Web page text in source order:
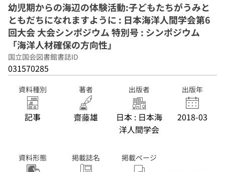
材確保の方向性」
幼児期からの海辺の体験活動:子どもたちがうみと
ともだちになれますように : 日本海洋人間学会第6
回大会 大会シンポジウム 特別号 : シンポジウム
「海洋人材確保の方向性」
国立国会図書館書誌ID
031570285
資料種別
記事
著者
齋藤雄
出版者
日本 : 日本海
洋人間学会
出版年
2018-03
資料形態 掲載誌名 掲載ページ